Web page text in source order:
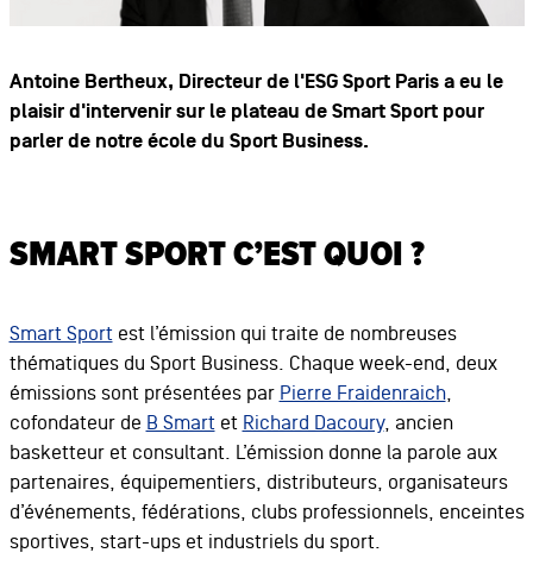
Antoine Bertheux, Directeur de l'ESG Sport Paris a eu le
plaisir d'intervenir sur le plateau de Smart Sport pour
parler de notre école du Sport Business.
SMART SPORT C’EST QUOI ?
Smart Sportest l’émission qui traite de nombreuses
thématiques du Sport Business. Chaque week-end, deux
émissions sont présentées par Pierre Fraidenraich,
cofondateur de B Smartet Richard Dacoury, ancien
basketteur et consultant. L’émission donne la parole aux
partenaires, équipementiers, distributeurs, organisateurs
d’événements, fédérations, clubs professionnels, enceintes
sportives, start-ups et industriels du sport.